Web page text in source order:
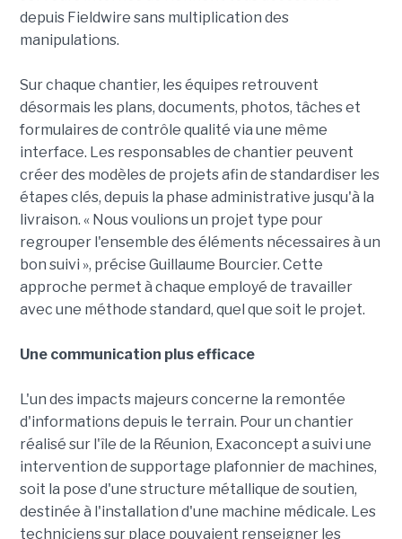
depuis Fieldwire sans multiplication des
manipulations.
Sur chaque chantier, les équipes retrouvent
désormais les plans, documents, photos, tâches et
formulaires de contrôle qualité via une même
interface. Les responsables de chantier peuvent
créer des modèles de projets afin de standardiser les
étapes clés, depuis la phase administrative jusqu'à la
livraison. « Nous voulions un projet type pour
regrouper l'ensemble des éléments nécessaires à un
bon suivi », précise Guillaume Bourcier. Cette
approche permet à chaque employé de travailler
avec une méthode standard, quel que soit le projet.
Une communication plus efficace
L'un des impacts majeurs concerne la remontée
d'informations depuis le terrain. Pour un chantier
réalisé sur l'île de la Réunion, Exaconcept a suivi une
intervention de supportage plafonnier de machines,
soit la pose d'une structure métallique de soutien,
destinée à l'installation d'une machine médicale. Les
techniciens sur place pouvaient renseigner les